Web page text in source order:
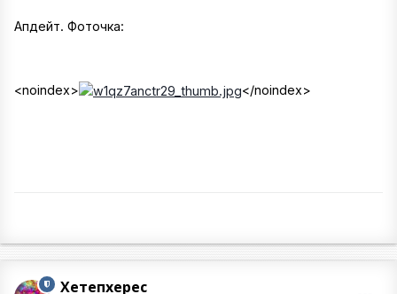
Апдейт. Фоточка:
<noindex> </noindex>
Хетепхерес